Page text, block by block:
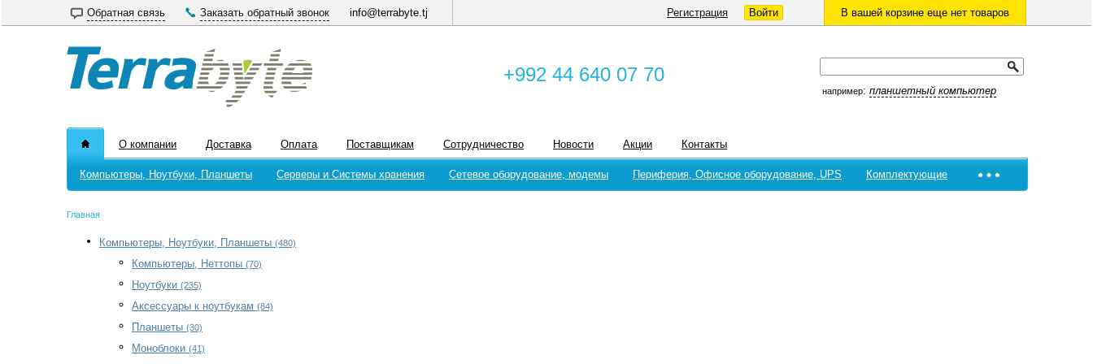
Обратная связь Заказать обратный звонок info@terrabyte.tj В вашей корзине еще нет товаров
Регистрация Войти
+992 44 640 07 70
например: планшетный компьютер
О компании Доставка Оплата Поставщикам Сотрудничество Новости Акции Контакты
Компьютеры, Ноутбуки, Планшеты Серверы и Системы хранения Сетевое оборудование, модемы Периферия, Офисное оборудование, UPS Комплектующие
Главная
Компьютеры, Ноутбуки, Планшеты (480)
Компьютеры, Неттопы (70)
Ноутбуки (235)
Аксессуары к ноутбукам (84)
Планшеты (30)
Моноблоки (41)